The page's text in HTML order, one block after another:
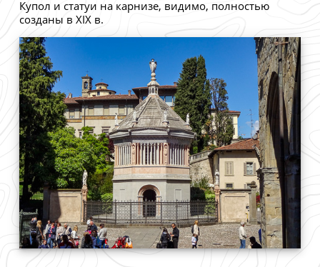
Купол и статуи на карнизе, видимо, полностью
созданы в XIX в.